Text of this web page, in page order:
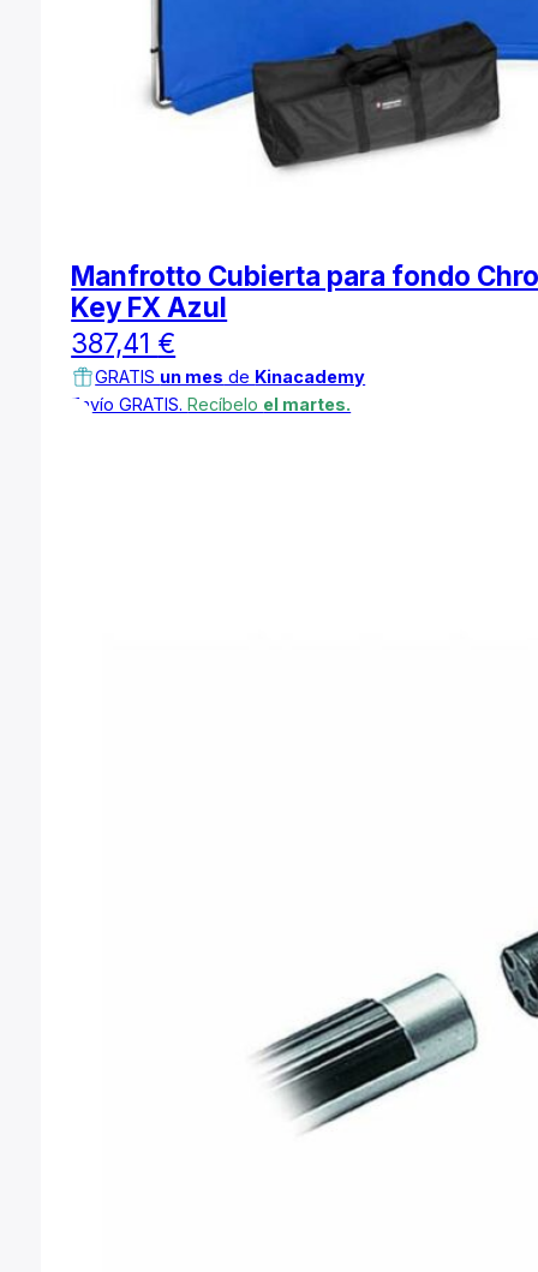
Manfrotto Cubierta para fondo
Key FX Azul
387,41 €
GRATIS un mes de Kinacademy
Envío GRATIS.Recíbelo el martes.